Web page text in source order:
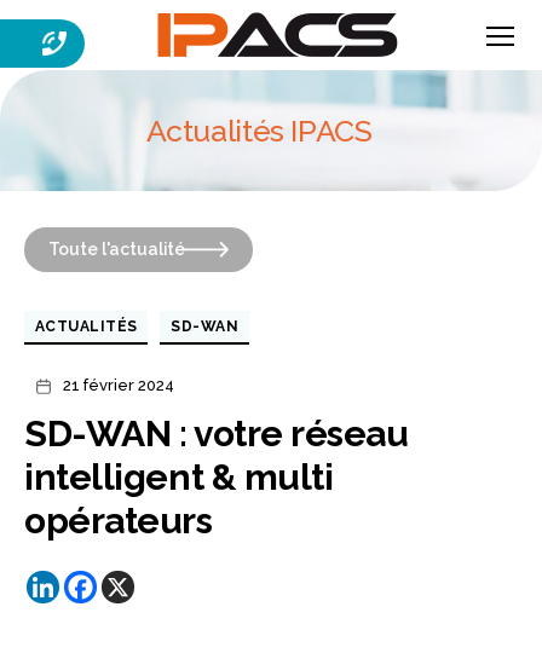
IPACS
Actualités IPACS
Toute l'actualité
ACTUALITÉS SD-WAN
SD-WAN : votre réseau
intelligent & multi
opérateurs
Date
de
l’article
21 février 2024